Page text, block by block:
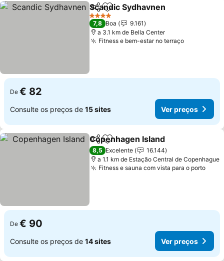
PartilharAdicionar aos favoritos
Scandic Sydhavnen
4 Estrelas
7,8 Boa
9.161
a 3.1 km de Bella Center
Fitness e bem-estar no terraço
De € 82
Consulte os preços de 15 sites Ver preços
PartilharAdicionar aos favoritos
Copenhagen Island
8,5 Excelente
16.144
a 1.1 km de Estação Central de Copenhague
Fitness e sauna com vista para o porto
De € 90
Consulte os preços de 14 sites Ver preços